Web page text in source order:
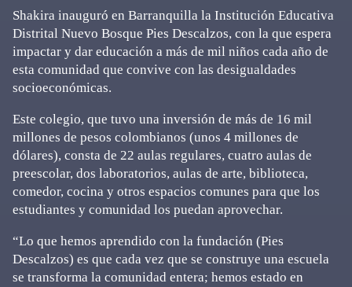
Shakira inauguró en Barranquilla la Institución Educativa
Distrital Nuevo Bosque Pies Descalzos, con la que espera
impactar y dar educación a más de mil niños cada año de
esta comunidad que convive con las desigualdades
socioeconómicas.
Este colegio, que tuvo una inversión de más de 16 mil
millones de pesos colombianos (unos 4 millones de
dólares), consta de 22 aulas regulares, cuatro aulas de
preescolar, dos laboratorios, aulas de arte, biblioteca,
comedor, cocina y otros espacios comunes para que los
estudiantes y comunidad los puedan aprovechar.
“Lo que hemos aprendido con la fundación (Pies
Descalzos) es que cada vez que se construye una escuela
se transforma la comunidad entera; hemos estado en